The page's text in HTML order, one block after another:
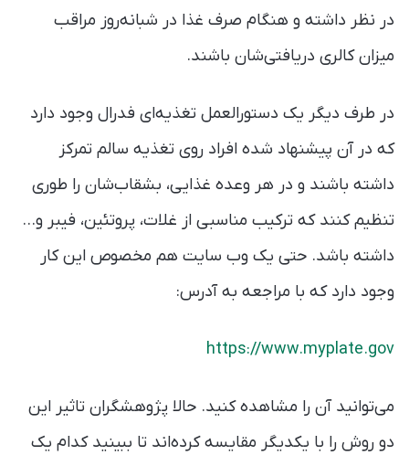
در نظر داشته و هنگام صرف غذا در شبانه‌روز مراقب
میزان کالری دریافتی‌شان باشند.
در طرف دیگر یک دستورالعمل تغذیه‌ای فدرال وجود دارد
که در آن پیشنهاد شده افراد روی تغذیه سالم تمرکز
داشته باشند و در هر وعده غذایی، بشقاب‌شان را طوری
تنظیم کنند که ترکیب مناسبی از غلات، پروتئین، فیبر و…
داشته باشد. حتی یک وب سایت هم مخصوص این کار
وجود دارد که با مراجعه به آدرس:
https://www.myplate.gov
می‌توانید آن را مشاهده کنید. حالا پژوهشگران تاثیر این
دو روش را با یکدیگر مقایسه کرده‌اند تا ببینید کدام یک